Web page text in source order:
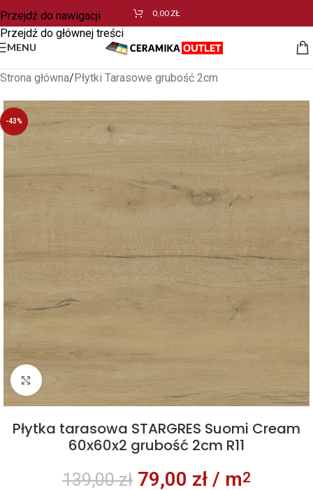
Przejdź do nawigacji
Przejdź do głównej treści
0,00ZŁ
MENU
Strona główna/Płytki Tarasowe grubość 2cm
-43%
Kliknij aby powiększyć
Płytka tarasowa STARGRES Suomi Cream
60x60x2 grubość 2cm R11
139,00zł 79,00 zł / m2